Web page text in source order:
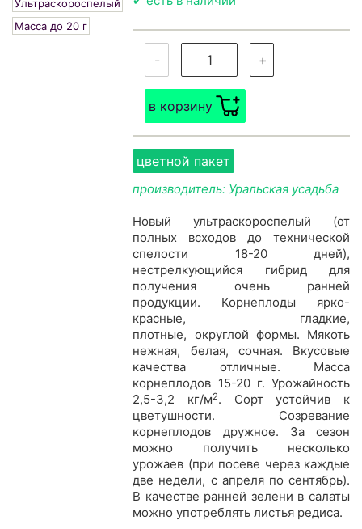
Ультраскороспелый
Масса до 20 г
- +
в корзину
цветной пакет
производитель: Уральская усадьба
Новый ультраскороспелый (от
полных всходов до технической
спелости 18-20 дней),
нестрелкующийся гибрид для
получения очень ранней
продукции. Корнеплоды ярко-
красные, гладкие,
плотные, округлой формы. Мякоть
нежная, белая, сочная. Вкусовые
качества отличные. Масса
корнеплодов 15-20 г. Урожайность
2,5-3,2 кг/м2. Сорт устойчив к
цветушности. Созревание
корнеплодов дружное. За сезон
можно получить несколько
урожаев (при посеве через каждые
две недели, с апреля по сентябрь).
В качестве ранней зелени в салаты
можно употреблять листья редиса.